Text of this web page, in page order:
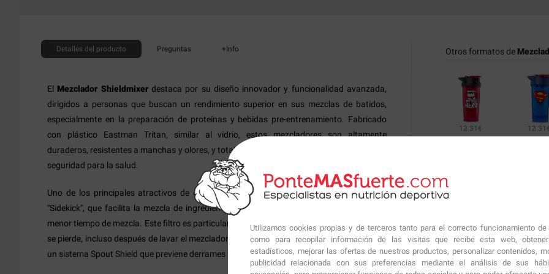
Utilizamos cookies propias y de terceros tanto para el correcto funcionamiento
como para recopilar información de las visitas que recibe esta web,
estadísticos, mejorar las ofertas de nuestros productos, personalizar contenidos,
publicidad relacionada con sus preferencias mediante el análisis de sus
Detalles del producto Preguntas +Info
El Mezclador Shieldmixer destaca por su diseño innovador y funcionalidad avanzada,
dirigidos a personas que buscan un rendimiento superior en sus mezclas de batidos,
especialmente en la preparación de proteínas y bebidas pre-entrenamiento. Fabricado
con plástico Eastman Tritan, similar al vidrio, estos mezcladores son altamente
duraderos, resistentes a manchas y olores, y totalmente libres de BPA, lo que garantiza su
seguridad para la salud​.
Uno de los principales atractivos de elMezclador Shieldmixeres su sistema de filtro
"Sidekick", que facilita la mezcla de ingredientes con una circulación más eficiente y un
menor tiempo de mezcla. Este filtro es particularmente útil porque es fácil de usar y nunca
se pierde, incluso después de lavar el mezclador en el lavavajillas. Además, la tapa incluye
un sistema Spout Shield que previene derrames y asegura un uso más higiénico​.
Otros formatos de
12.31€
Productos similares